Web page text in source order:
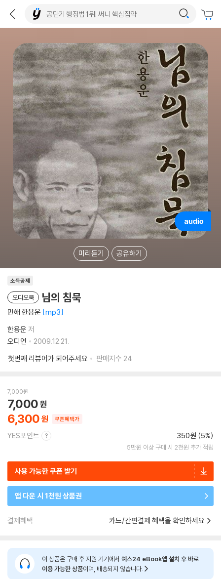
미리듣기 공유하기
소득공제
오디오북 님의 침묵
만해 한용운 mp3
한용운 저
오디언
2009.12.21.
첫번째 리뷰어가 되어주세요
판매지수 24
7,000원
6,300
7,000
쿠폰혜택가
YES포인트 350원 (5%)
5만원 이상 구매 시 2천원 추가 적립
사용 가능한 쿠폰 받기
앱 다운 시 1천원 상품권
결제혜택 카드/간편결제 혜택을 확인하세요
이 상품은 구매 후 지원 기기에서 예스24 eBook앱 설치 후 바로
이용 가능한 상품이며, 배송되지 않습니다.